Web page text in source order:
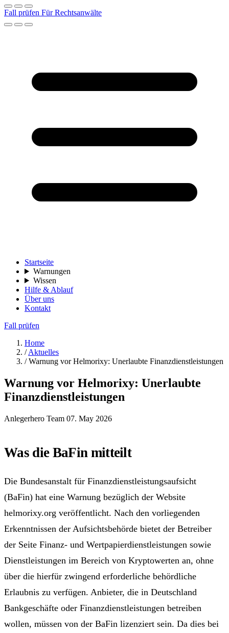
Fall prüfen Für Rechtsanwälte
Startseite
Warnungen
Wissen
Hilfe & Ablauf
Über uns
Kontakt
Fall prüfen
Home
/ Aktuelles
/ Warnung vor Helmorixy: Unerlaubte Finanzdienstleistungen
Warnung vor Helmorixy: Unerlaubte
Finanzdienstleistungen
Anlegerhero Team 07. May 2026
Was die BaFin mitteilt
Die Bundesanstalt für Finanzdienstleistungsaufsicht
(BaFin) hat eine Warnung bezüglich der Website
helmorixy.org veröffentlicht. Nach den vorliegenden
Erkenntnissen der Aufsichtsbehörde bietet der Betreiber
der Seite Finanz- und Wertpapierdienstleistungen sowie
Dienstleistungen im Bereich von Kryptowerten an, ohne
über die hierfür zwingend erforderliche behördliche
Erlaubnis zu verfügen. Anbieter, die in Deutschland
Bankgeschäfte oder Finanzdienstleistungen betreiben
wollen, müssen von der BaFin lizenziert sein. Da dies bei